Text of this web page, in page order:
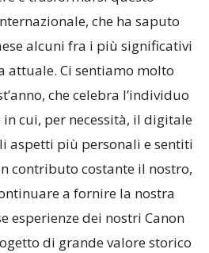
che ha saputo
alcuni fra i più significativi
attuale. Ci sentiamo molto
che celebra l’individuo
cui, per necessità, il digitale
aspetti più personali e sentiti
contributo costante il nostro,
a fornire la nostra
esperienze dei nostri Canon
di grande valore storico